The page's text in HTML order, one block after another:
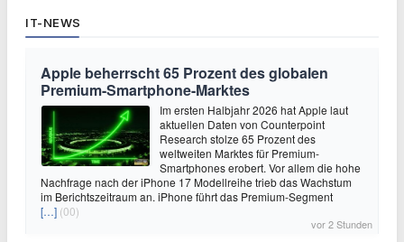
IT-NEWS
Apple beherrscht 65 Prozent des globalen
Premium-Smartphone-Marktes
Im ersten Halbjahr 2026 hat Apple laut
aktuellen Daten von Counterpoint
Research stolze 65 Prozent des
weltweiten Marktes für Premium-
Smartphones erobert. Vor allem die hohe
Nachfrage nach der iPhone 17 Modellreihe trieb das Wachstum
im Berichtszeitraum an. iPhone führt das Premium-Segment
[…] (00)
vor 2 Stunden